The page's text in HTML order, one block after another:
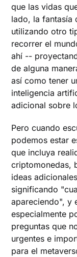
que las vidas
lado, la fantasía
utilizando otro
recorrer el
ahí --
de alguna
así como tener
inteligencia
adicional sobre
Pero cuando
podemos estar
que incluya
criptomonedas,
ideas
significando
apareciendo", y
especialmente
preguntas que
urgentes e
para el